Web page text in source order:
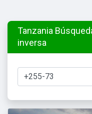
Tanzania
inversa